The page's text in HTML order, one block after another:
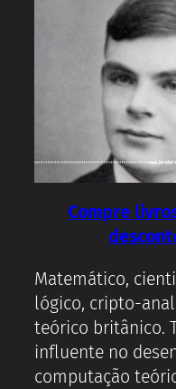
Compre
Matemático,
lógico, cripto-
teórico britânico.
influente no
computação